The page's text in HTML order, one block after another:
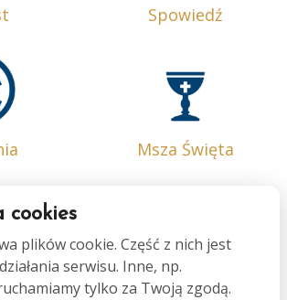
Spowiedź
Msza Święta
Małżeństwo
cookies
plików cookie. Część z nich jest
serwisu. Inne, np.
tylko za Twoją zgodą.